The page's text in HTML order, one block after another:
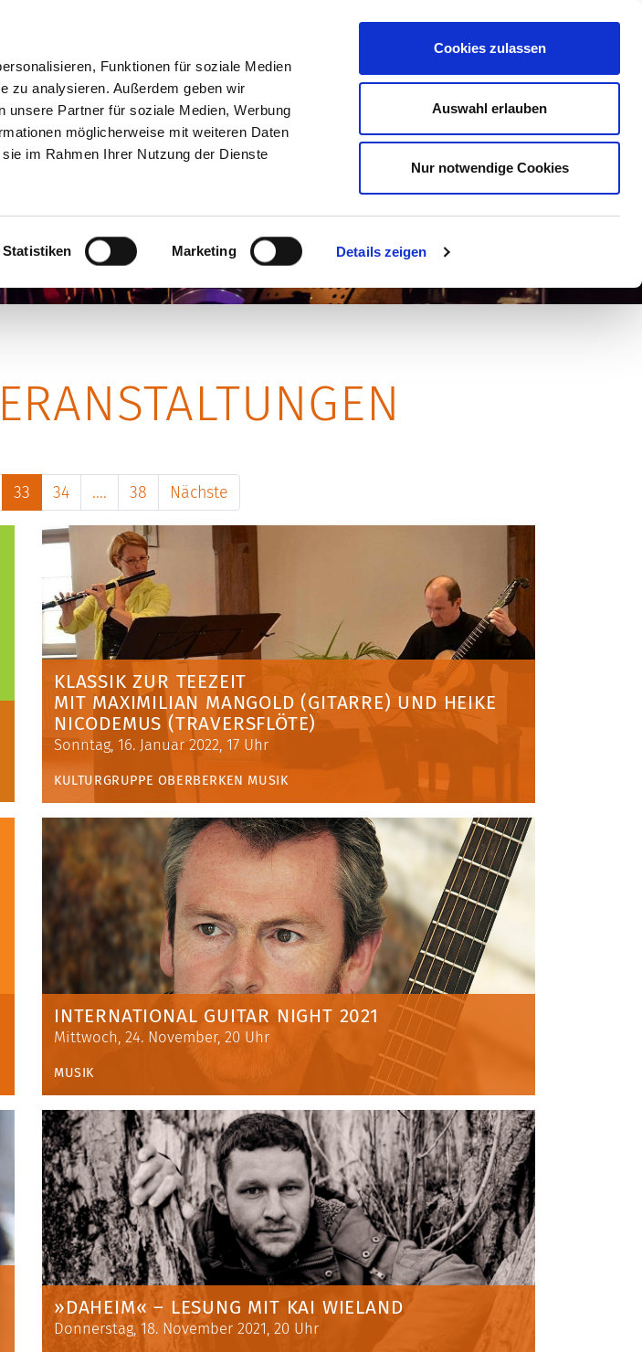
Funktionen für soziale Medien
zu analysieren. Außerdem geben wir
unsere Partner für soziale Medien, Werbung
möglicherweise mit weiteren Daten
im Rahmen Ihrer Nutzung der Dienste
Statistiken Marketing Details zeigen
Cookies zulassen
Auswahl erlauben
Nur notwendige Cookies
WERKSTATT ÜBER UNS
33 34 .... 38 Nächste
KLASSIK ZUR TEEZEIT
MIT MAXIMILIAN MANGOLD (GITARRE) UND HEIKE
NICODEMUS (TRAVERSFLÖTE)
Sonntag, 16. Januar 2022, 17 Uhr
KULTURGRUPPE OBERBERKEN MUSIK
INTERNATIONAL GUITAR NIGHT 2021
Mittwoch, 24. November, 20 Uhr
MUSIK
»DAHEIM« – LESUNG MIT KAI WIELAND
Donnerstag, 18. November 2021, 20 Uhr